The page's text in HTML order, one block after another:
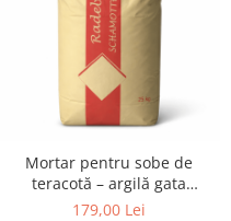
Mortar pentru sobe de
teracotă – argilă gata
preparată (25 kg)
179,00 Lei